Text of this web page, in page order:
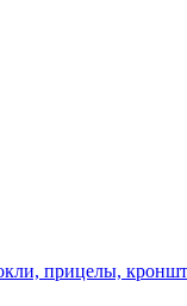
прицелы,